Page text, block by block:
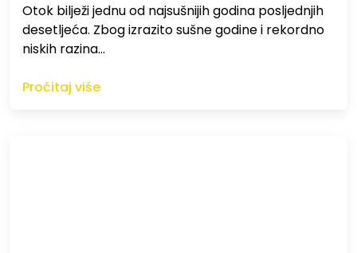
Otok bilježi jednu od najsušnijih godina posljednjih
desetljeća. Zbog izrazito sušne godine i rekordno
niskih razina…
Pročitaj više